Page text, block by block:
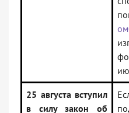
25 августа вступил
в силу закон об